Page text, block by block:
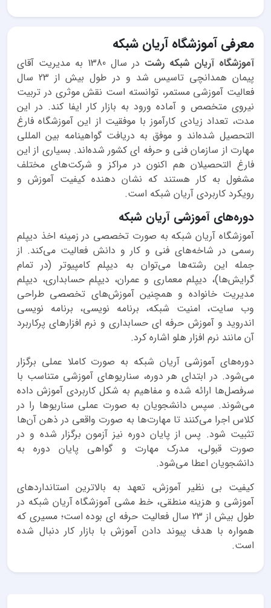
معرفی آموزشگاه آریان شبکه
آموزشگاه آریان شبکه رشت
در سال 1380 به مدیریت آقای
پیمان همدانچی تاسیس شد و در طول بیش از 23 سال
فعالیت آموزشی مستمر، توانسته است نقش موثری در تربیت
نیروی متخصص و آماده ورود به بازار کار ایفا کند. در این
مدت، تعداد زیادی کارآموز با موفقیت از این آموزشگاه فارغ
التحصیل شده‌اند و موفق به دریافت گواهینامه بین المللی
مهارت از سازمان فنی و حرفه ای کشور شده‌اند. بسیاری از این
فارغ التحصیلان هم اکنون در مراکز و شرکت‌های مختلف
مشغول به کار هستند که نشان دهنده کیفیت آموزش و
رویکرد کاربردی آریان شبکه است.
دوره‌های آموزشی آریان شبکه
آموزشگاه آریان شبکه به صورت تخصصی در زمینه اخذ دیپلم
رسمی در شاخه‌های فنی و کار و دانش فعالیت می‌کند. از
جمله این رشته‌ها می‌توان به دیپلم کامپیوتر (در تمام
گرایش‌ها)، دیپلم معماری و عمران، دیپلم حسابداری، دیپلم
مدیریت خانواده و همچنین آموزش‌های تخصصی طراحی
وب سایت، امنیت شبکه، برنامه نویسی، برنامه نویسی
اندروید و آموزش حرفه ای حسابداری و نرم افزارهای پرکاربرد
آن مانند نرم افزار هلو اشاره کرد.
دوره‌های آموزشی آریان شبکه به صورت کاملا عملی برگزار
می‌شود. در ابتدای هر دوره، سناریوهای آموزشی متناسب با
سرفصل‌ها ارائه شده و مفاهیم به شکل کاربردی آموزش داده
می‌شوند. سپس دانشجویان به صورت عملی سناریوها را در
کلاس اجرا می‌کنند تا مهارت‌ها به صورت واقعی در ذهن آن‌ها
تثبیت شود. پس از پایان دوره نیز آزمون برگزار شده و در
صورت قبولی، مدرک مهارت و گواهی پایان دوره به
دانشجویان اعطا می‌شود.
کیفیت بی نظیر آموزش، تعهد به بالاترین استانداردهای
آموزشی و هزینه منطقی، خط مشی آموزشگاه آریان شبکه در
طول بیش از 23 سال فعالیت حرفه ای بوده است؛ مسیری که
همواره با هدف پیوند دادن آموزش با بازار کار دنبال شده
است.